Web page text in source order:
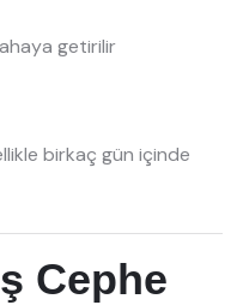
getirilir
birkaç gün içinde
Cephe